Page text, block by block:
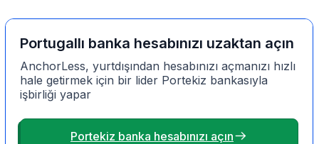
Portugallı banka hesabınızı uzaktan açın
AnchorLess, yurtdışından hesabınızı açmanızı hızlı
hale getirmek için bir lider Portekiz bankasıyla
işbirliği yapar
Portekiz banka hesabınızı açın